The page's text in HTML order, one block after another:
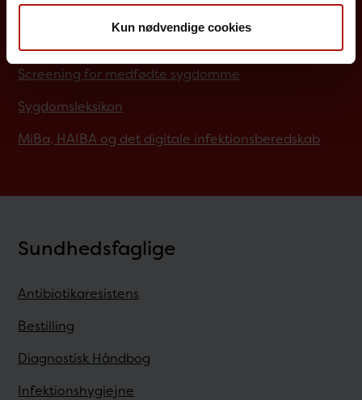
Kun nødvendige cookies
Job på SSI
Screening for medfødte sygdomme
Sygdomsleksikon
MiBa, HAIBA og det digitale infektionsberedskab
Sundhedsfaglige
Antibiotikaresistens
Bestilling
Diagnostisk Håndbog
Infektionshygiejne